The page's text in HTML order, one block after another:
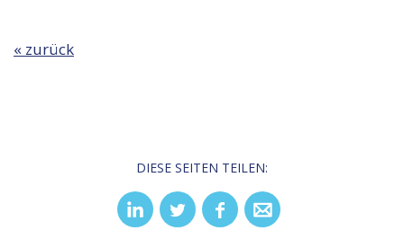
« zurück
DIESE SEITEN TEILEN: